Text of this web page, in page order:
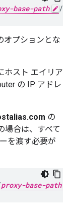
base-path /
オプションとな
ホスト エイリア
の IP アドレ
の
場合は、すべて
を渡す必要が
proxy-base-path